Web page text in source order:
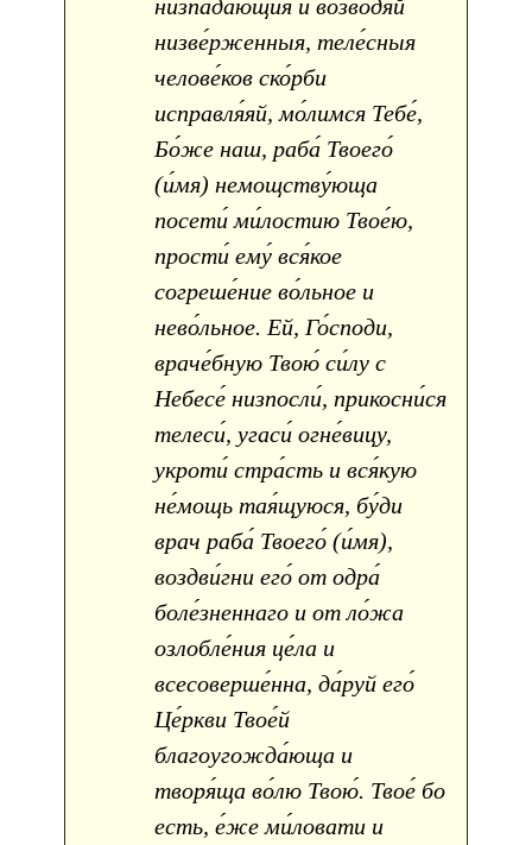
низпа́дающия и возводя́й
низве́рженныя, теле́сныя
челове́ков ско́рби
исправля́яй, мо́лимся Тебе́,
Бо́же наш, раба́ Твоего́
(и́мя) немощству́юща
посети́ ми́лостию Твое́ю,
прости́ ему́ вся́кое
согреше́ние во́льное и
нево́льное. Ей, Го́споди,
враче́бную Твою́ си́лу с
Небесе́ низпосли́, прикосни́ся
телеси́, угаси́ огне́вицу,
укроти́ стра́сть и вся́кую
не́мощь тая́щуюся, бу́ди
врач раба́ Твоего́ (и́мя),
воздви́гни его́ от одра́
боле́зненнаго и от ло́жа
озлобле́ния це́ла и
всесоверше́нна, да́руй его́
Це́ркви Твое́й
благоугожда́юща и
творя́ща во́лю Твою́. Твое́ бо
есть, е́же ми́ловати и